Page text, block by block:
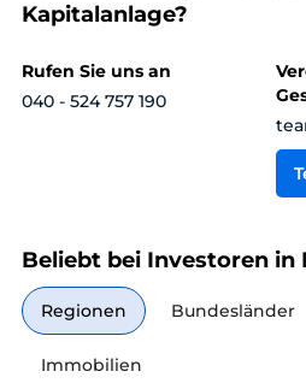
Kapitalanlage?
Rufen Sie uns an
040 - 524 757 190
Beliebt bei Investoren in
Regionen Bundesländer
Immobilien